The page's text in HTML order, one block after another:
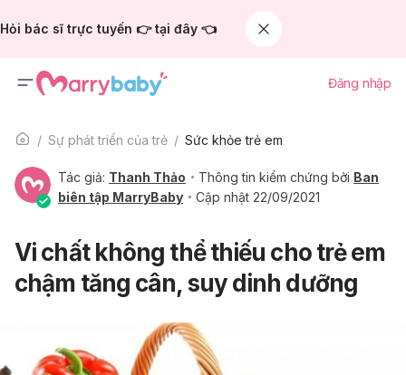
Hỏi bác sĩ trực tuyến 👉 tại đây 👈
Đăng nhập
Sự phát triển của trẻ Sức khỏe trẻ em
Tác giả: Thanh Thảo Thông tin kiểm chứng bởi Ban
biên tập MarryBaby
Cập nhật 22/09/2021
Vi chất không thể thiếu cho trẻ em
chậm tăng cân, suy dinh dưỡng